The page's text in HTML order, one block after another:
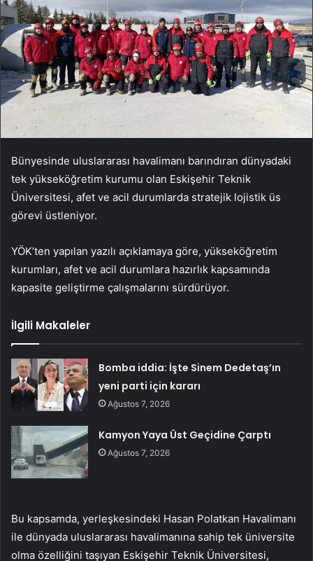
Bünyesinde uluslararası havalimanı barındıran dünyadaki
tek yükseköğretim kurumu olan Eskişehir Teknik
Üniversitesi, afet ve acil durumlarda stratejik lojistik üs
görevi üstleniyor.
YÖK’ten yapılan yazılı açıklamaya göre, yükseköğretim
kurumları, afet ve acil durumlara hazırlık kapsamında
kapasite geliştirme çalışmalarını sürdürüyor.
İlgili Makaleler
Bomba iddia: İşte Sinem Dedetaş’ın
yeni parti için kararı
Ağustos 7, 2026
Kamyon Yaya Üst Geçidine Çarptı
Ağustos 7, 2026
Bu kapsamda, yerleşkesindeki Hasan Polatkan Havalimanı
ile dünyada uluslararası havalimanına sahip tek üniversite
olma özelliğini taşıyan Eskişehir Teknik Üniversitesi,